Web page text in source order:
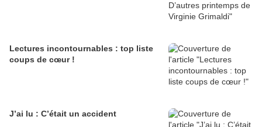
Lectures incontournables : top liste
coups de cœur !
J’ai lu : C’était un accident